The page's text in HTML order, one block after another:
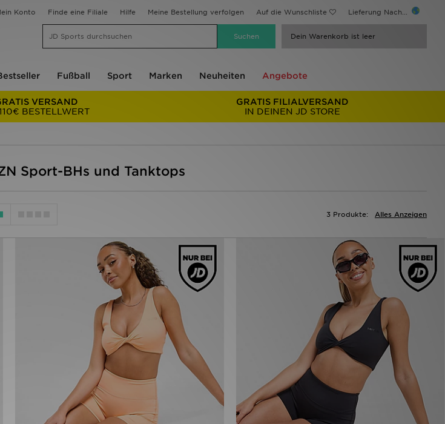
Konto Finde eine Filiale Hilfe Meine Bestellung verfolgen Auf die Wunschliste Lieferung Nach...
Dein Warenkorb ist leer
Fußball Sport Marken Neuheiten Angebote
VERSAND
BESTELLWERT
GRATIS FILIALVERSAND
IN DEINEN JD STORE
Sport-BHs und Tanktops
Alles Anzeigen
3 Produkte: